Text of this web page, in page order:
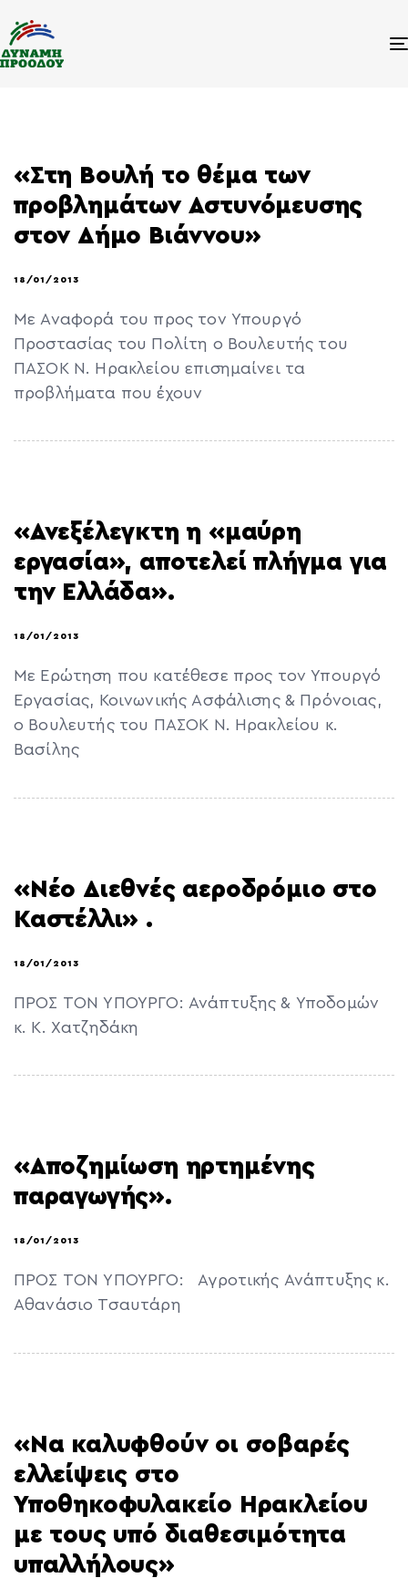
«Στη Βουλή το θέμα των
προβλημάτων Αστυνόμευσης
στον Δήμο Βιάννου»
18/01/2013
Με Αναφορά του προς τον Υπουργό
Προστασίας του Πολίτη ο Βουλευτής του
ΠΑΣΟΚ Ν. Ηρακλείου επισημαίνει τα
προβλήματα που έχουν
«Ανεξέλεγκτη η «μαύρη
εργασία», αποτελεί πλήγμα για
την Ελλάδα».
18/01/2013
Με Ερώτηση που κατέθεσε προς τον Υπουργό
Εργασίας, Κοινωνικής Ασφάλισης & Πρόνοιας,
ο Βουλευτής του ΠΑΣΟΚ Ν. Ηρακλείου κ.
Βασίλης
«Νέο Διεθνές αεροδρόμιο στο
Καστέλλι» .
18/01/2013
ΠΡΟΣ ΤΟΝ ΥΠΟΥΡΓΟ: Ανάπτυξης & Υποδομών
κ. Κ. Χατζηδάκη
«Αποζημίωση ηρτημένης
παραγωγής».
18/01/2013
ΠΡΟΣ ΤΟN ΥΠΟΥΡΓΟ: Αγροτικής Ανάπτυξης κ.
Αθανάσιο Τσαυτάρη
«Να καλυφθούν οι σοβαρές
ελλείψεις στο
Υποθηκοφυλακείο Ηρακλείου
με τους υπό διαθεσιμότητα
υπαλλήλους»